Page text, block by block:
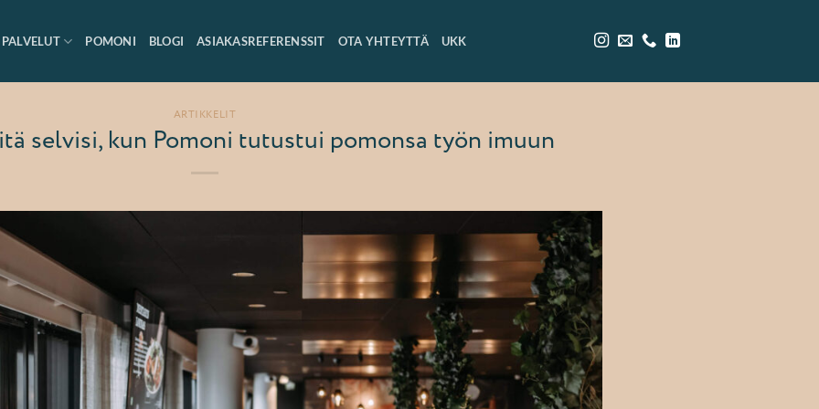
PALVELUT POMONI BLOGI ASIAKASREFERENSSIT OTA YHTEYTTÄ UKK
ARTIKKELIT
selvisi, kun Pomoni tutustui pomonsa työn imuun